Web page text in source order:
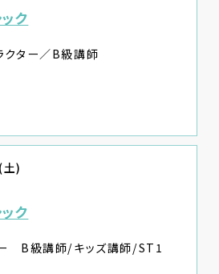
ク
クター／B級講師
)
ク
ー B級講師/キッズ講師/ST1